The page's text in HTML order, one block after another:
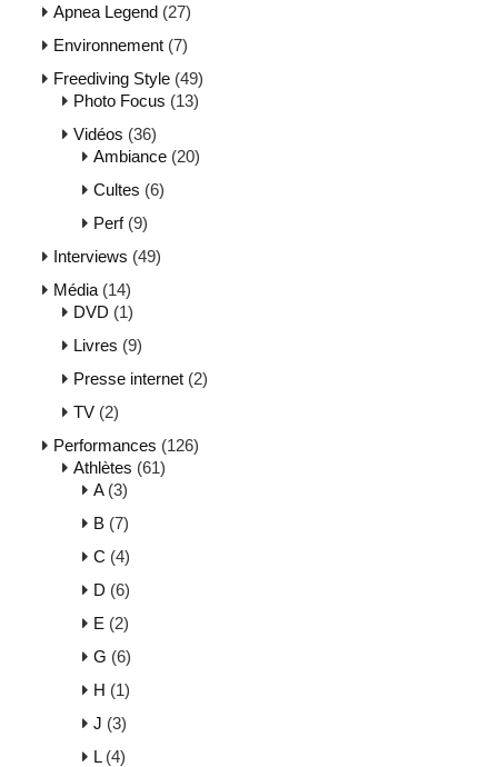
Apnea Legend (27)
Environnement (7)
Freediving Style (49)
Photo Focus (13)
Vidéos (36)
Ambiance (20)
Cultes (6)
Perf(9)
Interviews (49)
Média (14)
DVD (1)
Livres (9)
Presse internet (2)
TV (2)
Performances (126)
Athlètes (61)
A(3)
B (7)
C (4)
D (6)
E (2)
G (6)
H (1)
J (3)
L(4)